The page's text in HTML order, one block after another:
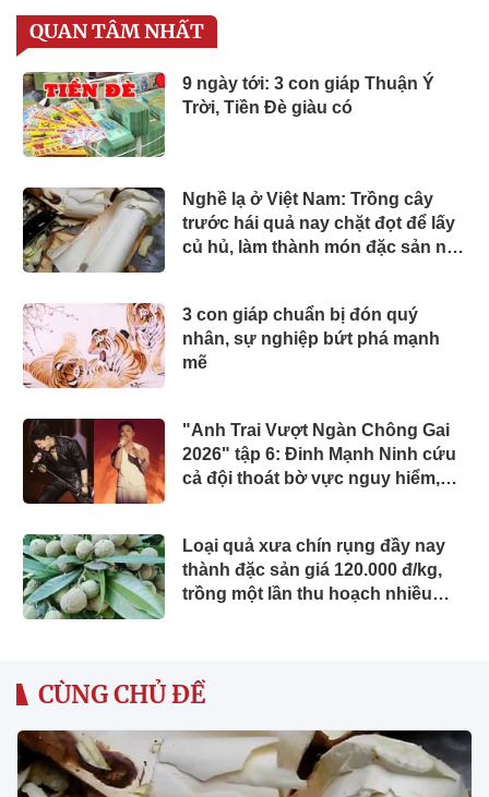
QUAN TÂM NHẤT
9 ngày tới: 3 con giáp Thuận Ý
Trời, Tiền Đè giàu có
Nghề lạ ở Việt Nam: Trồng cây
trước hái quả nay chặt đọt để lấy
củ hủ, làm thành món đặc sản nổi
3 con giáp chuẩn bị đón quý
nhân, sự nghiệp bứt phá mạnh
mẽ
"Anh Trai Vượt Ngàn Chông Gai
2026" tập 6: Đinh Mạnh Ninh cứu
cả đội thoát bờ vực nguy hiểm,
Loại quả xưa chín rụng đầy nay
thành đặc sản giá 120.000 đ/kg,
trồng một lần thu hoạch nhiều
CÙNG CHỦ ĐỀ